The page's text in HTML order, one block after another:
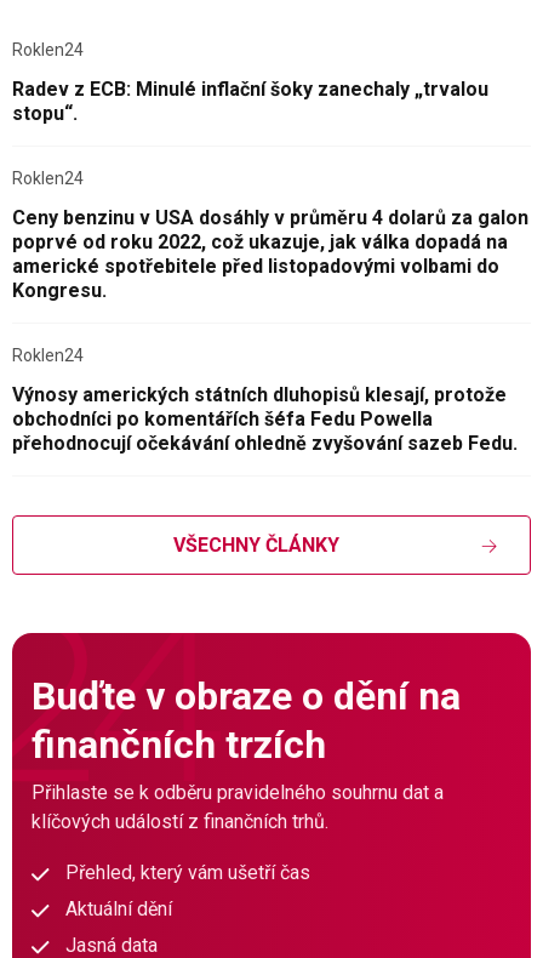
Roklen24
Radev z ECB: Minulé inflační šoky zanechaly „trvalou
stopu“.
Roklen24
Ceny benzinu v USA dosáhly v průměru 4 dolarů za galon
poprvé od roku 2022, což ukazuje, jak válka dopadá na
americké spotřebitele před listopadovými volbami do
Kongresu.
Roklen24
Výnosy amerických státních dluhopisů klesají, protože
obchodníci po komentářích šéfa Fedu Powella
přehodnocují očekávání ohledně zvyšování sazeb Fedu.
VŠECHNY ČLÁNKY
Buďte v obraze o dění na
finančních trzích
Přihlaste se k odběru pravidelného souhrnu dat a
klíčových událostí z finančních trhů.
Přehled, který vám ušetří čas
Aktuální dění
Jasná data